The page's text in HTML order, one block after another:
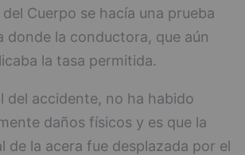
Cuerpo se hacía una prueba
donde la conductora, que aún
la tasa permitida.
del accidente, no ha habido
daños físicos y es que la
de la acera fue desplazada por el